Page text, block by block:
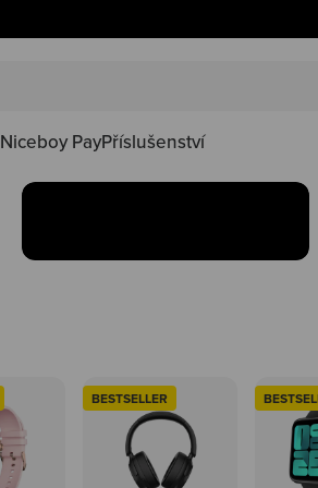
Niceboy PayPříslušenství
Oblíbené produkty teď
Koupit
BESTSELLER